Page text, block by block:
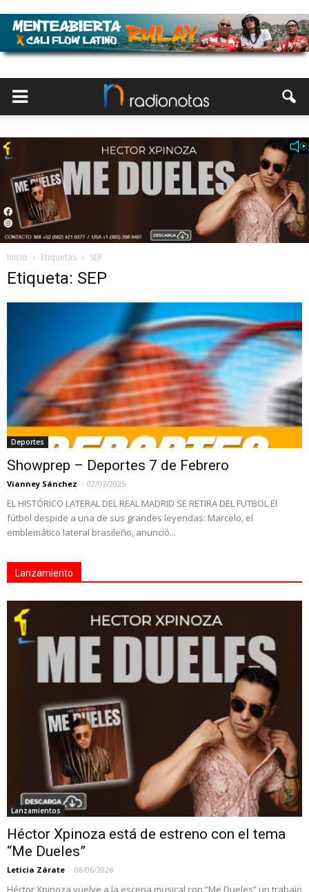
Inicio Etiquetas SEP
Etiqueta: SEP
Deportes
Showprep – Deportes 7 de Febrero
Vianney Sánchez - 02/07/2025
EL HISTÓRICO LATERAL DEL REAL MADRID SE RETIRA DEL FUTBOL El
fútbol despide a una de sus grandes leyendas: Marcelo, el
emblemático lateral brasileño, anunció...
Lanzamiento
Lanzamientos
Héctor Xpinoza está de estreno con el tema
“Me Dueles”
Leticia Zárate - 08/06/2026
Héctor Xpinoza vuelve a la escena musical con “Me Dueles” un trabajo